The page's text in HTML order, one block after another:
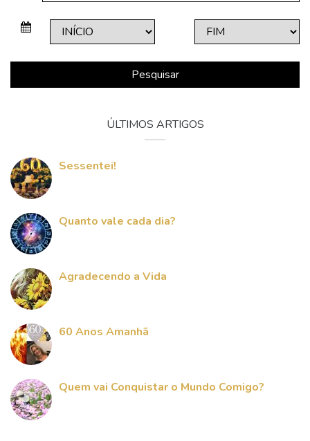
Pesquisar
ÚLTIMOS ARTIGOS
Sessentei!
Quanto vale cada dia?
Agradecendo a Vida
60 Anos Amanhã
Quem vai Conquistar o Mundo Comigo?